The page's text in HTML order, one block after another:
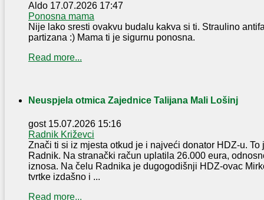
Aldo 17.07.2026 17:47
Ponosna mama
Nije lako sresti ovakvu budalu kakva si ti. Straulino
partizana :) Mama ti je sigurnu ponosna.
Read more...
Neuspjela otmica Zajednice Talijana Mali Lošinj
gost 15.07.2026 15:16
Radnik Križevci
Znači ti si iz mjesta otkud je i najveći donator HDZ-u. To
Radnik. Na stranački račun uplatila 26.000 eura,
iznosa. Na čelu Radnika je dugogodišnji HDZ-ovac
tvrtke izdašno i ...
Read more...